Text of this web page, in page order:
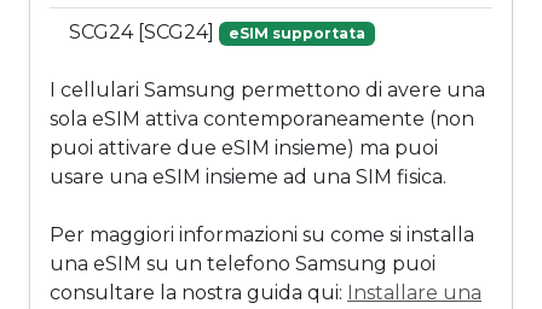
SCG24 [SCG24] eSIM supportata
I cellulari Samsung permettono di avere una
sola eSIM attiva contemporaneamente (non
puoi attivare due eSIM insieme) ma puoi
usare una eSIM insieme ad una SIM fisica.
Per maggiori informazioni su come si installa
una eSIM su un telefono Samsung puoi
consultare la nostra guida qui: Installare una